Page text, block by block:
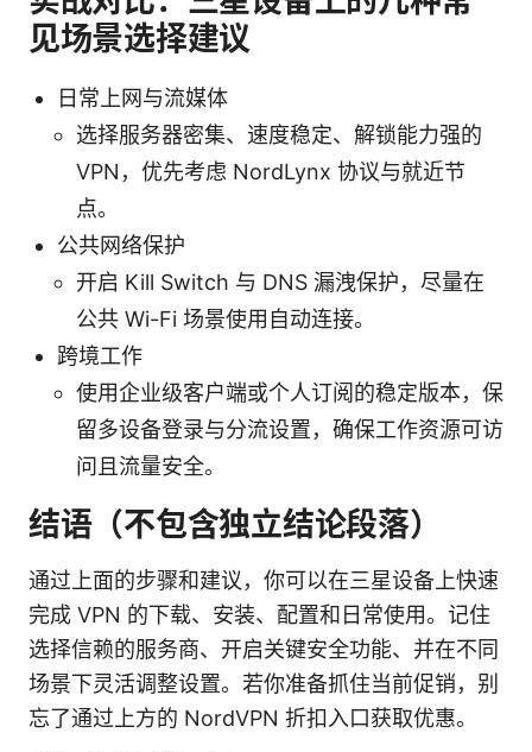
见场景选择建议
日常上网与流媒体
选择服务器密集、速度稳定、解锁能力强的
VPN，优先考虑 NordLynx 协议与就近节
点。
公共网络保护
开启 Kill Switch 与 DNS 漏洩保护，尽量在
公共 Wi-Fi 场景使用自动连接。
跨境工作
使用企业级客户端或个人订阅的稳定版本，保
留多设备登录与分流设置，确保工作资源可访
问且流量安全。
结语（不包含独立结论段落）
通过上面的步骤和建议，你可以在三星设备上快速
完成 VPN 的下载、安装、配置和日常使用。记住
选择信赖的服务商、开启关键安全功能、并在不同
场景下灵活调整设置。若你准备抓住当前促销，别
忘了通过上方的 NordVPN 折扣入口获取优惠。